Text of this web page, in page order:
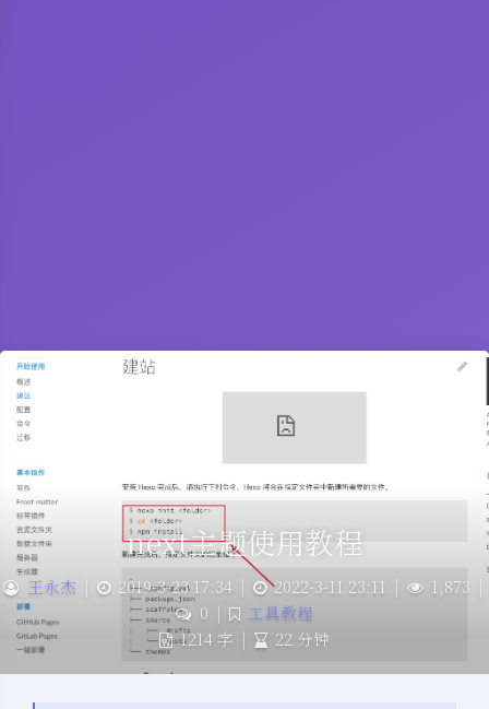
next主题使用教程
王永杰 2019-3-23 17:34 | 2022-3-11 23:11 | 1,873
0 |
工具教程
1214 字 | 22 分钟